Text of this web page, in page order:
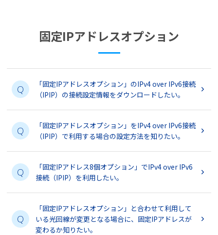
固定IPアドレスオプション
Q
「固定IPアドレスオプション」のIPv4 over IPv6接続
（IPIP）の接続設定情報をダウンロードしたい。
Q
「固定IPアドレスオプション」をIPv4 over IPv6接続
（IPIP）で利用する場合の設定方法を知りたい。
Q
「固定IPアドレス8個オプション」でIPv4 over IPv6
接続（IPIP）を利用したい。
Q
「固定IPアドレスオプション」と合わせて利用して
いる光回線が変更となる場合に、固定IPアドレスが
変わるか知りたい。